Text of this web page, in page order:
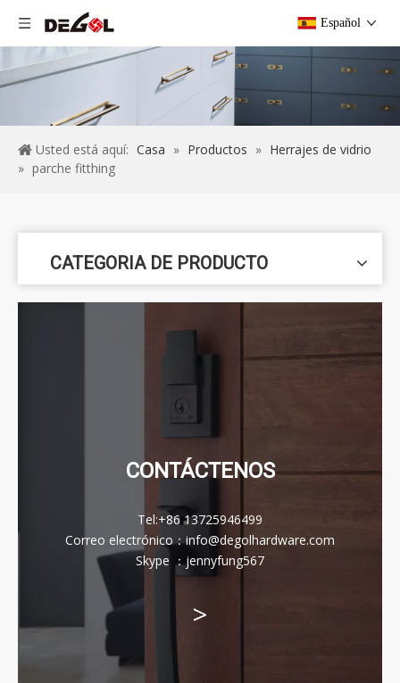
Español
Usted está aquí: Casa » Productos » Herrajes de vidrio
» parche fitthing
CATEGORIA DE PRODUCTO
CONTÁCTENOS
Tel:+86 13725946499
Correo electrónico ： info@degolhardware.com
Skype ： jennyfung567
>